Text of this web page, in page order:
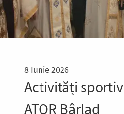
8 Iunie 2026
Activități
ATOR Bârlad